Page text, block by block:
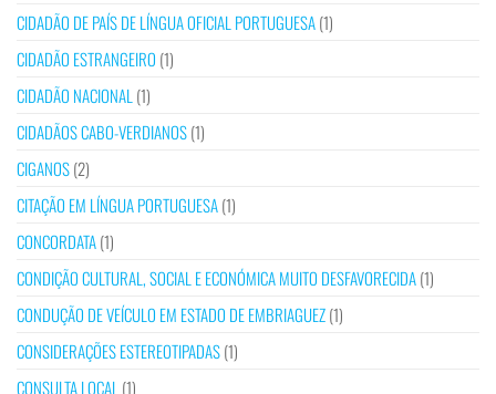
CIDADÃO DE PAÍS DE LÍNGUA OFICIAL PORTUGUESA(1)
CIDADÃO ESTRANGEIRO (1)
CIDADÃO NACIONAL (1)
CIDADÃOS CABO-VERDIANOS(1)
CIGANOS(2)
CITAÇÃO EM LÍNGUA PORTUGUESA(1)
CONCORDATA(1)
CONDIÇÃO CULTURAL, SOCIAL E ECONÓMICA MUITO DESFAVORECIDA(1)
CONDUÇÃO DE VEÍCULO EM ESTADO DE EMBRIAGUEZ(1)
CONSIDERAÇÕES ESTEREOTIPADAS(1)
CONSULTA LOCAL (1)